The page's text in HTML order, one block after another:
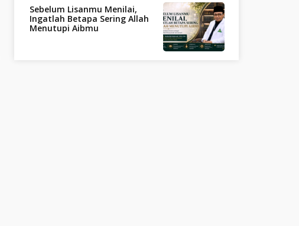
Sebelum Lisanmu Menilai,
Ingatlah Betapa Sering Allah
Menutupi Aibmu